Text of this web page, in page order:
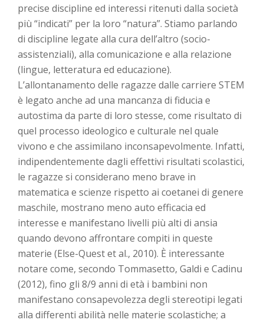
precise discipline ed interessi ritenuti dalla società
più “indicati” per la loro “natura”. Stiamo parlando
di discipline legate alla cura dell’altro (socio-
assistenziali), alla comunicazione e alla relazione
(lingue, letteratura ed educazione).
L’allontanamento delle ragazze dalle carriere STEM
è legato anche ad una mancanza di fiducia e
autostima da parte di loro stesse, come risultato di
quel processo ideologico e culturale nel quale
vivono e che assimilano inconsapevolmente. Infatti,
indipendentemente dagli effettivi risultati scolastici,
le ragazze si considerano meno brave in
matematica e scienze rispetto ai coetanei di genere
maschile, mostrano meno auto efficacia ed
interesse e manifestano livelli più alti di ansia
quando devono affrontare compiti in queste
materie (Else-Quest et al., 2010). È interessante
notare come, secondo Tommasetto, Galdi e Cadinu
(2012), fino gli 8/9 anni di età i bambini non
manifestano consapevolezza degli stereotipi legati
alla differenti abilità nelle materie scolastiche; a